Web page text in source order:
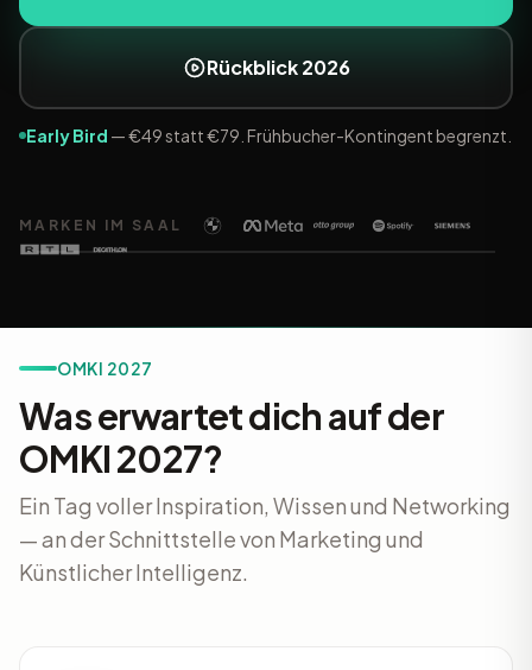
Rückblick 2026
Early Bird — €49 statt €79. Frühbucher-Kontingent begrenzt.
MARKEN IM SAAL
Video ansehen
OMKI 2027
Was erwartet dich auf der
OMKI 2027?
Ein Tag voller Inspiration, Wissen und Networking
— an der Schnittstelle von Marketing und
Künstlicher Intelligenz.